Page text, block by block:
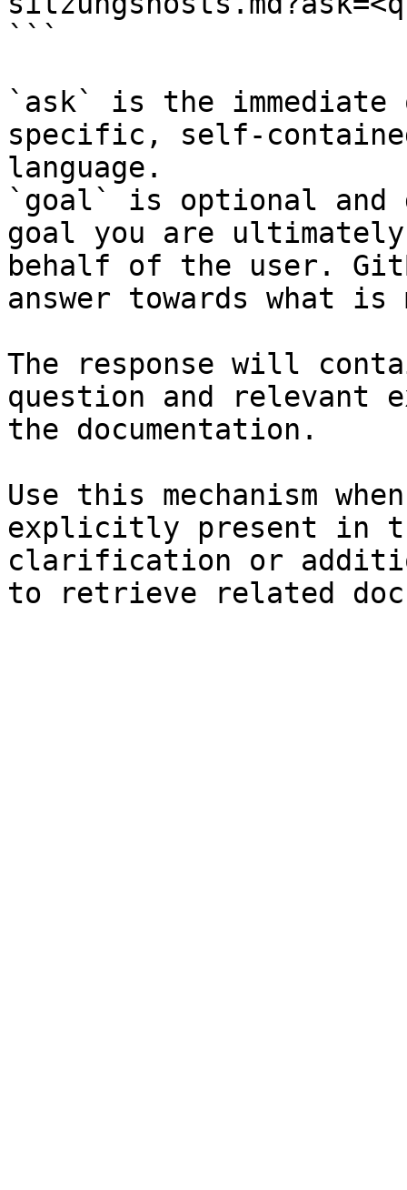
```
`ask` is the
specific, self-
language.
`goal` is optional and
goal you are
behalf of the user.
answer towards what
The response will
question and relevant
the documentation.
Use this mechanism
explicitly present in
clarification or